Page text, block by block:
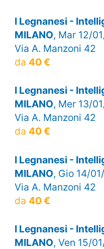
I Legnanesi -
MILANO, Mar 12/
Via A. Manzoni 42
da 40 €
I Legnanesi -
MILANO, Mer 13/
Via A. Manzoni 42
da 40 €
I Legnanesi -
MILANO, Gio 14/
Via A. Manzoni 42
da 40 €
I Legnanesi -
MILANO, Ven 15/